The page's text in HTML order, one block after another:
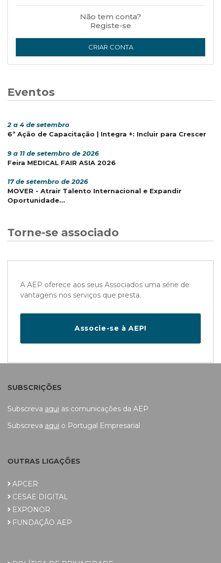
Não tem conta?
Registe-se
CRIAR CONTA
Eventos
2 a 4 de setembro
6ª Ação de Capacitação | Integra +: Incluir para Crescer
9 a 11 de setembro de 2026
Feira MEDICAL FAIR ASIA 2026
17 de setembro de 2026
MOVER - Atrair Talento Internacional e Expandir
Oportunidade...
Torne-se associado
A AEP oferece aos seus Associados uma série de
vantagens nos serviços que presta.
Associe-se à AEP!
SUBSCRIÇÕES
Subscreva aqui as comunicações da AEP
Subscreva aqui o Portugal Empresarial
OUTRAS LIGAÇÕES
APCER
CESAE DIGITAL
EXPONOR
FUNDAÇÃO AEP